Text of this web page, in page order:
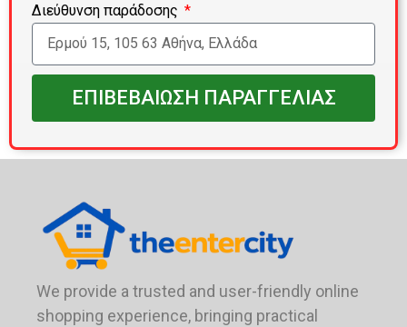
Διεύθυνση παράδοσης
ΕΠΙΒΕΒΑΙΩΣΗ ΠΑΡΑΓΓΕΛΙΑΣ
We provide a trusted and user-friendly online
shopping experience, bringing practical